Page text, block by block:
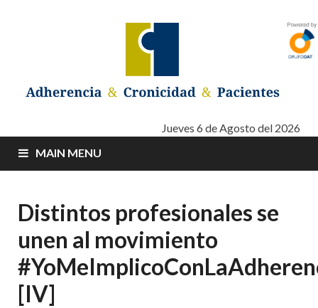
Adherencia –
Cronicidad –
Pacientes
Adherencia – Cronicidad – PacientesJueves 6 de Agosto del 2026
MAIN MENU
Distintos profesionales se
unen al movimiento
[IV]